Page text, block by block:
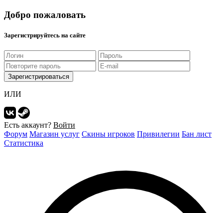
Добро пожаловать
Зарегистрируйтесь на сайте
Зарегистрироваться
ИЛИ
Есть аккаунт? Войти
Форум Магазин услуг Скины игроков Привилегии Бан лист
Статистика